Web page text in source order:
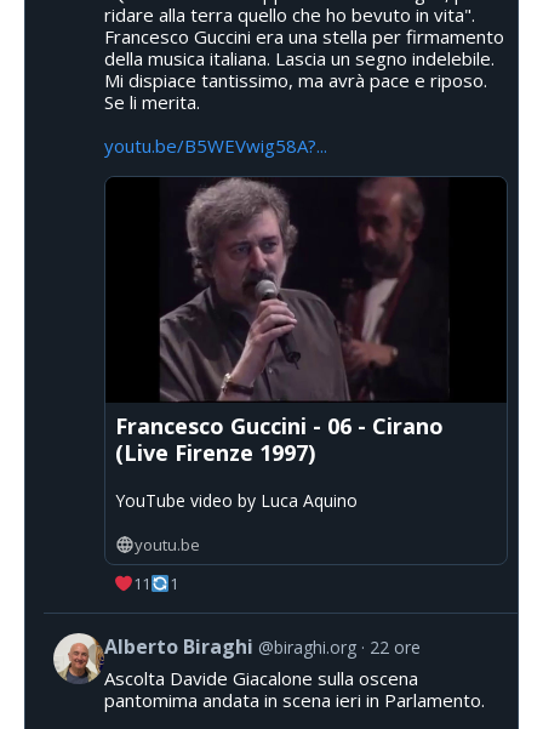
ridare alla terra quello che ho bevuto in vita".
Francesco Guccini era una stella per firmamento
della musica italiana. Lascia un segno indelebile.
Mi dispiace tantissimo, ma avrà pace e riposo.
Se li merita.
youtu.be/B5WEVwig58A?...
Francesco Guccini - 06 - Cirano
(Live Firenze 1997)
YouTube video by Luca Aquino
youtu.be
11
1
Alberto Biraghi @biraghi.org 22 ore
Ascolta Davide Giacalone sulla oscena
pantomima andata in scena ieri in Parlamento.